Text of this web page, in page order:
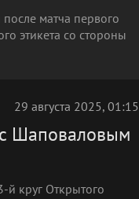
матча первого
этикета со стороны
29 августа 2025, 01:15
Шаповаловым
й круг Открытого